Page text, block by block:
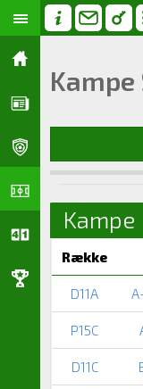
Kampe
Kampe
Række
D11A
P15C
D11C